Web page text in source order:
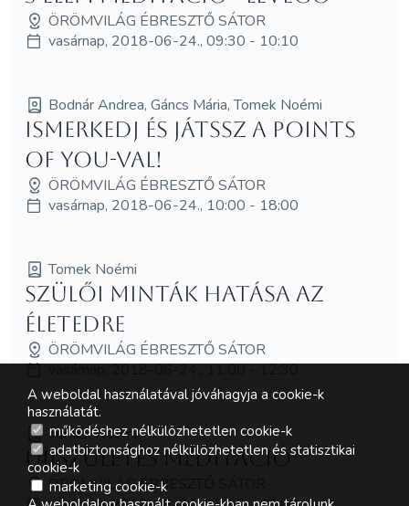
ÖRÖMVILÁG ÉBRESZTŐ SÁTOR
vasárnap, 2018-06-24., 09:30 - 10:10
Bodnár Andrea, Gáncs Mária, Tomek Noémi
Ismerkedj és játssz a Points
of You-val!
ÖRÖMVILÁG ÉBRESZTŐ SÁTOR
vasárnap, 2018-06-24., 10:00 - 18:00
Tomek Noémi
Szülői minták hatása az
életedre
ÖRÖMVILÁG ÉBRESZTŐ SÁTOR
vasárnap, 2018-06-24., 11:00 - 12:30
Tomek Noémi
Újjszületés meditáció
ÖRÖMVILÁG ÉBRESZTŐ SÁTOR
A weboldal használatával jóváhagyja a cookie-k
használatát.
működéshez nélkülözhetetlen cookie-k
adatbiztonsághoz nélkülözhetetlen és statisztikai
cookie-k
marketing cookie-k